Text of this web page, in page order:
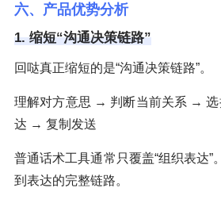
六、产品优势分析
1. 缩短“沟通决策链路”
回哒真正缩短的是“沟通决策链路”。
理解对方意思 → 判断当前关系 →
达 → 复制发送
普通话术工具通常只覆盖“组织表达”
到表达的完整链路。